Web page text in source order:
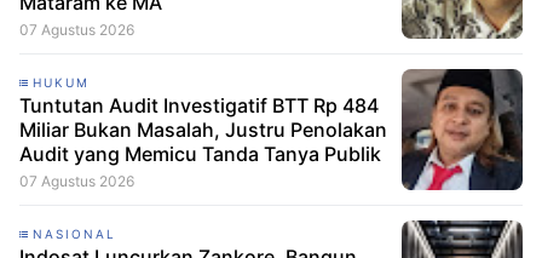
07 Agustus 2026
HUKUM
Tuntutan Audit Investigatif BTT Rp 484
Miliar Bukan Masalah, Justru Penolakan
Audit yang Memicu Tanda Tanya Publik
07 Agustus 2026
NASIONAL